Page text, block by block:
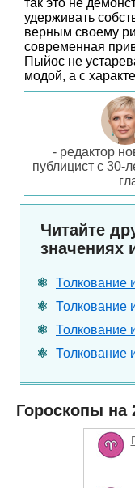
так это не
удерживать
верным своему
современная
Пыйос не
модой, а с
- редактор
публицист с 30-
Читайте
значениях
Толкование
Толкование
Толкование
Толкование
Гороскопы на